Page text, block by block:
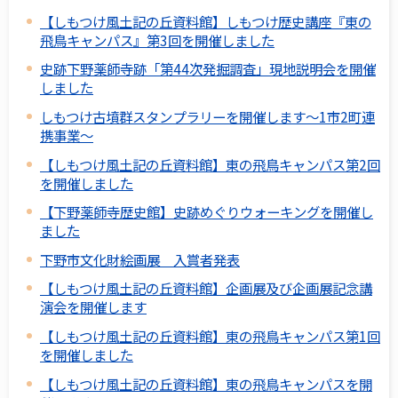
【しもつけ風土記の丘資料館】しもつけ歴史講座『東の
飛鳥キャンパス』第3回を開催しました
史跡下野薬師寺跡「第44次発掘調査」現地説明会を開催
しました
しもつけ古墳群スタンプラリーを開催します～1市2町連
携事業～
【しもつけ風土記の丘資料館】東の飛鳥キャンパス第2回
を開催しました
【下野薬師寺歴史館】史跡めぐりウォーキングを開催し
ました
下野市文化財絵画展 入賞者発表
【しもつけ風土記の丘資料館】企画展及び企画展記念講
演会を開催します
【しもつけ風土記の丘資料館】東の飛鳥キャンパス第1回
を開催しました
【しもつけ風土記の丘資料館】東の飛鳥キャンパスを開